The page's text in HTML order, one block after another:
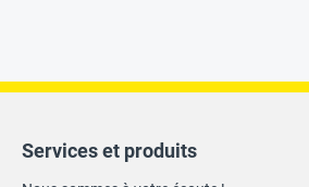
Services et produits